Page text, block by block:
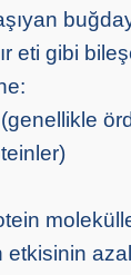
eti gibi